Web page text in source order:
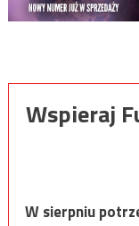
Wspieraj
W sierpniu